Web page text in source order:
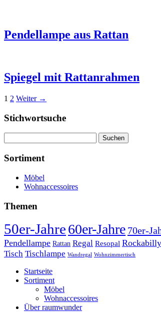
Pendellampe aus Rattan
Spiegel mit Rattanrahmen
1 2 Weiter →
Stichwortsuche
nach:
Sortiment
Möbel
Wohnaccessoires
Themen
50er-Jahre60er-Jahre 70er-
Pendellampe Rattan Regal Resopal Rockabilly
Tisch Tischlampe Wandregal Wohnzimmertisch
Startseite
Sortiment
Möbel
Wohnaccessoires
Über raumwunder